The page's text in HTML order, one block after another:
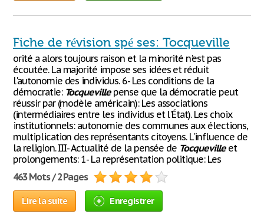
Fiche de révision spé ses: Tocqueville
orité a alors toujours raison et la minorité n'est pas
écoutée. La majorité impose ses idées et réduit
l'autonomie des individus. 6- Les conditions de la
démocratie: Tocquevillepense que la démocratie peut
réussir par (modèle américain): Les associations
(intermédiaires entre les individus et l'État). Les choix
institutionnels: autonomie des communes aux élections,
multiplication des représentants citoyens. L'influence de
la religion. III- Actualité de la pensée de Tocquevilleet
prolongements: 1- La représentation politique: Les
463 Mots / 2 Pages
Lire la suite Enregistrer